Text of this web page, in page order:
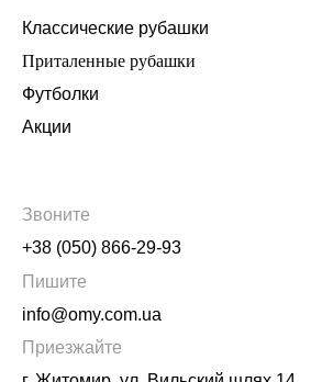
Классические рубашки
Приталенные рубашки
Футболки
Акции
Звоните
+38 (050) 866-29-93
Пишите
info@omy.com.ua
Приезжайте